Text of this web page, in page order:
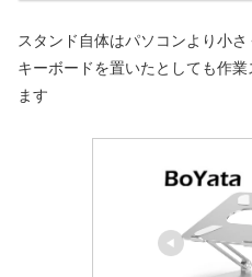
スタンド自体はパソコンより小
キーボードを置いたとしても作
ます